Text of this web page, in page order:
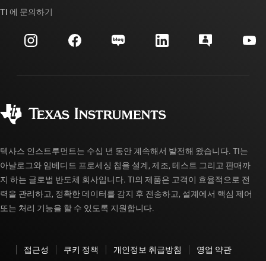
이벤트
투자 관계
대체품 검색
고객 지원 센터
myTI 계정 FAQ
주문 FAQ
TI 에 문의하기
텍사스 인스트루먼트는 수십 년 동안 계속해서 발전해 왔습니다. TI는
아날로그와 임베디드 프로세싱 칩을 설계, 제조, 테스트 그리고 판매까
지 하는 글로벌 반도체 회사입니다. TI의 제품은 고객이 효율적으로 전
력을 관리하고, 정확한 데이터를 감지 후 전송하고, 설계에서 핵심 제어
또는 처리 기능을 할 수 있도록 지원합니다.
접근성 쿠키 정책 개인정보 취급방침
영업 약관